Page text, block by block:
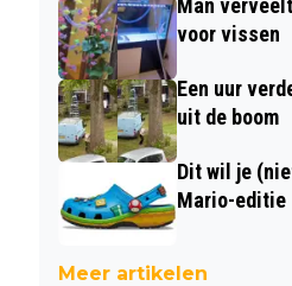
Man
voor vissen
Een uur
uit de boom
Dit wil je
Mario-editie
Meer artikelen